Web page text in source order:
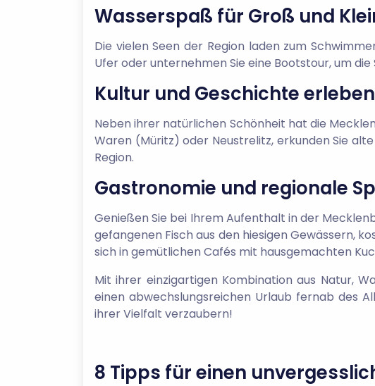
Wasserspaß für Groß und
Die vielen Seen der Region laden zum
Ufer oder unternehmen Sie eine Bootstour, um
Kultur und Geschichte erleben
Neben ihrer natürlichen Schönheit hat die
Waren (Müritz) oder Neustrelitz, erkunden Sie
Region.
Gastronomie und regionale
Genießen Sie bei Ihrem Aufenthalt in der
gefangenen Fisch aus den hiesigen Gewässern,
sich in gemütlichen Cafés mit hausgemachten
Mit ihrer einzigartigen Kombination aus Natur,
einen abwechslungsreichen Urlaub fernab des
ihrer Vielfalt verzaubern!
8 Tipps für einen